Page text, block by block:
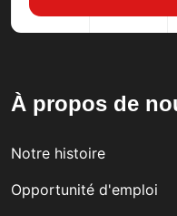
À propos de
Notre histoire
Opportunité d'emploi